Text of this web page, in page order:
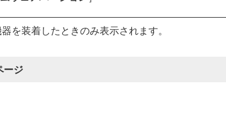
を装着したときのみ表示されます。
ージ